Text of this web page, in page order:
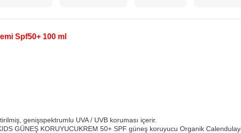
Spf50+ 100 ml
genişspektrumlu UVA / UVB koruması içerir.
GÜNEŞ KORUYUCUKREM 50+ SPF güneş koruyucu Organik